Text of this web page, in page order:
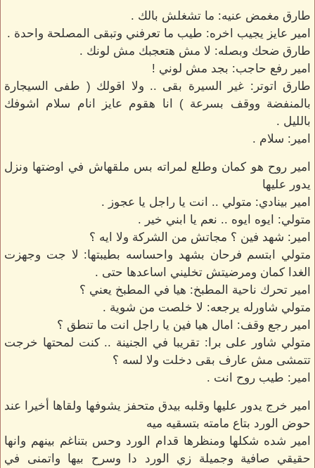
طارق مغمض عنيه: ما تشغلش بالك .
امير عايز يجيب اخره: طيب ما تعرفني وتبقى المصلحة واحدة .
طارق ضحك وبصله: لا مش هتعجبك مش لونك .
امير رفع حاجب: بجد مش لوني !
طارق اتوتر: غير السيرة بقى .. ولا اقولك ( طفى السيجارة
بالمنفضة ووقف بسرعة ) انا هقوم عايز انام سلام اشوفك
بالليل .
امير: سلام .
امير روح هو كمان وطلع لمراته بس ملقهاش في اوضتها ونزل
يدور عليها
امير بينادي: متولي .. انت يا راجل يا عجوز .
متولي: ايوه ايوه .. نعم يا ابني خير .
امير: شهد فين ؟ مجاتش من الشركة ولا ايه ؟
متولي ابتسم فرحان بشهد واحساسه بطيبتها: لا جت وجهزت
الغدا كمان ومرضيتش تخليني اساعدها حتى .
امير تحرك ناحية المطبخ: هيا في المطبخ يعني ؟
متولي شاورله يرجعه: لا خلصت من شوية .
امير رجع وقف: امال هيا فين يا راجل انت ما تنطق ؟
متولي شاور على برا: تقريبا في الجنينة .. كنت لمحتها خرجت
تتمشى مش عارف بقى دخلت ولا لسه ؟
امير: طيب روح انت .
امير خرج يدور عليها وقلبه بيدق متحفز يشوفها ولقاها أخيرا عند
حوض الورد بتاع مامته بتسقيه ميه
امير شده شكلها ومنظرها قدام الورد وحس بتناغم بينهم وانها
حقيقي صافية وجميلة زي الورد دا وسرح بيها واتمنى في